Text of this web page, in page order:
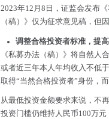
2023年12月8日，证监会发布
（稿）》仅为征求意见稿，但
调整合格投资者标准，提
《私募办法（稿）》将自然人
或者近三年本人年均收入不低
取得“当然合格投资者”身份，
从最低投资金额要求来说，不
投资门槛仍维持人民币100万